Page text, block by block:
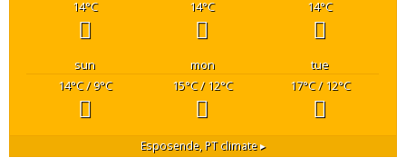
14°C 14°C 14°C
sun mon
tue
14°C/ 9°C 15°C/ 12°C 17°C/ 12°C
Esposende, PTclimate ▸